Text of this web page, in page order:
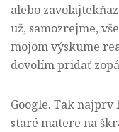
alebo
už, samozrejme,
mojom výskume
dovolím pridať
Google. Tak
staré matere na